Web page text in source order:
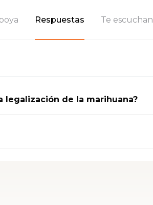
Respuestas Te escuchan
legalización de la marihuana?